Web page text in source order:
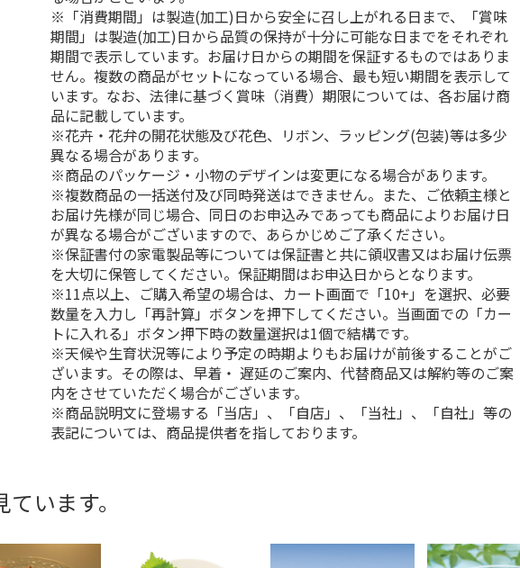
※「消費期間」は製造(加工)日から安全に召し上がれる日まで、「賞味
期間」は製造(加工)日から品質の保持が十分に可能な日までをそれぞれ
期間で表示しています。お届け日からの期間を保証するものではありま
せん。複数の商品がセットになっている場合、最も短い期間を表示して
います。なお、法律に基づく賞味（消費）期限については、各お届け商
品に記載しています。
※花卉・花弁の開花状態及び花色、リボン、ラッピング(包装)等は多少
異なる場合があります。
※商品のパッケージ・小物のデザインは変更になる場合があります。
※複数商品の一括送付及び同時発送はできません。また、ご依頼主様と
お届け先様が同じ場合、同日のお申込みであっても商品によりお届け日
が異なる場合がございますので、あらかじめご了承ください。
※保証書付の家電製品等については保証書と共に領収書又はお届け伝票
を大切に保管してください。保証期間はお申込日からとなります。
※11点以上、ご購入希望の場合は、カート画面で「10+」を選択、必要
数量を入力し「再計算」ボタンを押下してください。当画面での「カー
トに入れる」ボタン押下時の数量選択は1個で結構です。
※天候や生育状況等により予定の時期よりもお届けが前後することがご
ざいます。その際は、早着・ 遅延のご案内、代替商品又は解約等のご案
内をさせていただく場合がございます。
※商品説明文に登場する「当店」、「自店」、「当社」、「自社」等の
表記については、商品提供者を指しております。
います。